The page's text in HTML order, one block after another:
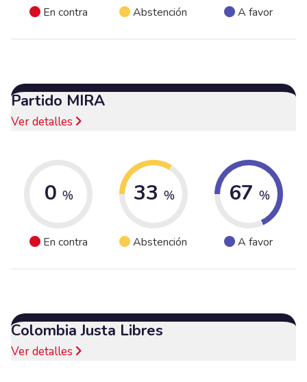
En contra Abstención A favor
Partido MIRA
Ver detalles
0 %
En contra
33 %
Abstención
67 %
A favor
Colombia Justa Libres
Ver detalles